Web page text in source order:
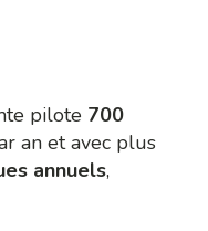
pilote 700
an et avec plus
annuels,